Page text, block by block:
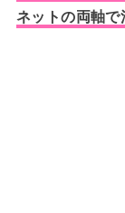
ネットの両軸で